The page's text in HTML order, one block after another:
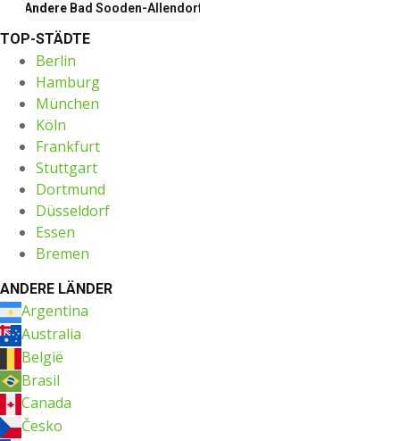
AndereBad Sooden-Allendorf
TOP-STÄDTE
Berlin
Hamburg
München
Köln
Frankfurt
Stuttgart
Dortmund
Düsseldorf
Essen
Bremen
ANDERE LÄNDER
Argentina
Australia
België
Brasil
Canada
Česko